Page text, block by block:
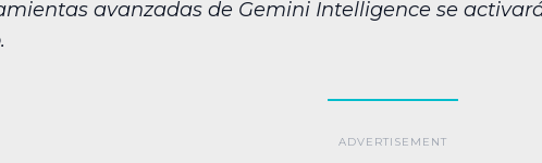
avanzadas de Gemini Intelligence se